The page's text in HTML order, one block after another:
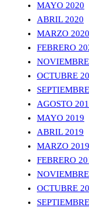
MAYO 2020
ABRIL 2020
MARZO 2020
FEBRERO
OCTUBRE
AGOSTO
MAYO 2019
ABRIL 2019
MARZO 2019
FEBRERO
OCTUBRE